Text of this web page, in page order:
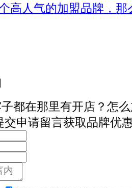
高人气的加盟品牌，那
都在那里有开店？怎
交申请留言获取品牌优